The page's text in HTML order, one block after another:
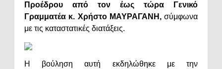
Προέδρου από τον έως τώρα Γενικό
Γραμματέα κ. Χρήστο ΜΑΥΡΑΓΑΝΗ,σύμφωνα
με τις καταστατικές διατάξεις.
Η βούληση αυτή εκδηλώθηκε με την